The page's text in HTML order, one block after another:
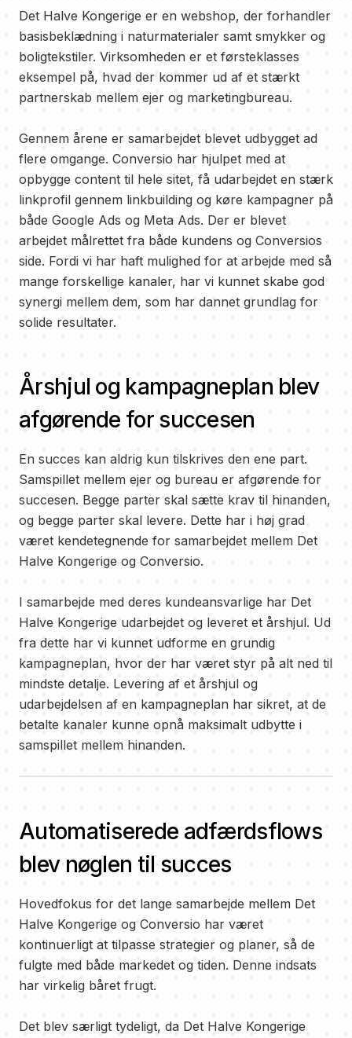
Det Halve Kongerige er en webshop, der forhandler
basisbeklædning i naturmaterialer samt smykker og
boligtekstiler. Virksomheden er et førsteklasses
eksempel på, hvad der kommer ud af et stærkt
partnerskab mellem ejer og marketingbureau.
Gennem årene er samarbejdet blevet udbygget ad
flere omgange. Conversio har hjulpet med at
opbygge content til hele sitet, få udarbejdet en stærk
linkprofil gennem linkbuilding og køre kampagner på
både Google Ads og Meta Ads. Der er blevet
arbejdet målrettet fra både kundens og Conversios
side. Fordi vi har haft mulighed for at arbejde med så
mange forskellige kanaler, har vi kunnet skabe god
synergi mellem dem, som har dannet grundlag for
solide resultater.
Årshjul og kampagneplan blev
afgørende for succesen
En succes kan aldrig kun tilskrives den ene part.
Samspillet mellem ejer og bureau er afgørende for
succesen. Begge parter skal sætte krav til hinanden,
og begge parter skal levere. Dette har i høj grad
været kendetegnende for samarbejdet mellem Det
Halve Kongerige og Conversio.
I samarbejde med deres kundeansvarlige har Det
Halve Kongerige udarbejdet og leveret et årshjul. Ud
fra dette har vi kunnet udforme en grundig
kampagneplan, hvor der har været styr på alt ned til
mindste detalje. Levering af et årshjul og
udarbejdelsen af en kampagneplan har sikret, at de
betalte kanaler kunne opnå maksimalt udbytte i
samspillet mellem hinanden.
Automatiserede adfærdsflows
blev nøglen til succes
Hovedfokus for det lange samarbejde mellem Det
Halve Kongerige og Conversio har været
kontinuerligt at tilpasse strategier og planer, så de
fulgte med både markedet og tiden. Denne indsats
har virkelig båret frugt.
Det blev særligt tydeligt, da Det Halve Kongerige